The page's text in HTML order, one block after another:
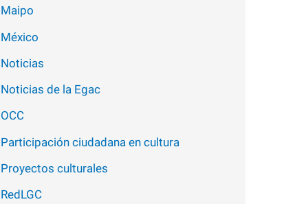
Maipo
México
Noticias
Noticias de la Egac
OCC
Participación ciudadana en cultura
Proyectos culturales
RedLGC